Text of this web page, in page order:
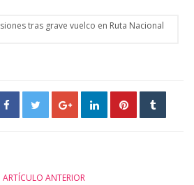
tras grave vuelco en Ruta Nacional
ARTÍCULO ANTERIOR